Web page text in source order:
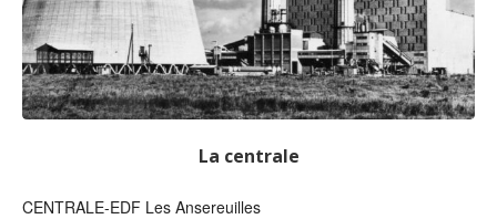
La centrale
CENTRALE-EDF Les Ansereuilles